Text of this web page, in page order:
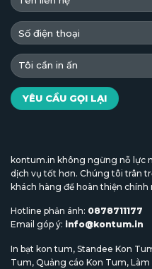
kontum.in không ngừng nỗ lực
dịch vụ tốt hơn. Chúng tôi trân
khách hàng để hoàn thiện chính
Hotline phản ánh: 0878711177
Email góp ý: info@kontum.in
In bạt kon tum, Standee Kon
Tum, Quảng cáo Kon Tum, Làm